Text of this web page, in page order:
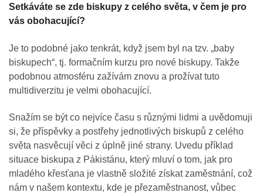
Setkáváte se zde biskupy z celého světa, v čem je pro
vás obohacující?
Je to podobné jako tenkrát, když jsem byl na tzv. „baby
biskupech“, tj. formačním kurzu pro nové biskupy. Takže
podobnou atmosféru zažívám znovu a prožívat tuto
multidiverzitu je velmi obohacující.
Snažím se být co nejvíce času s různými lidmi a uvědomuji
si, že příspěvky a postřehy jednotlivých biskupů z celého
světa nasvěcují věci z úplně jiné strany. Uvedu příklad
situace biskupa z Pákistánu, který mluví o tom, jak pro
mladého křesťana je vlastně složité získat zaměstnání, což
nám v našem kontextu, kde je přezaměstnanost, vůbec